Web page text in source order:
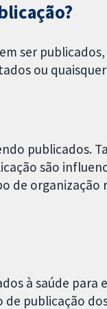
ser
ou
publicados.
são
de organização
à saúde
publicação